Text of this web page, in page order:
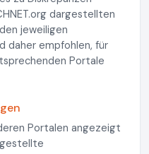
dargestellten
jeweiligen
daher empfohlen, für
Portale
Portalen angezeigt